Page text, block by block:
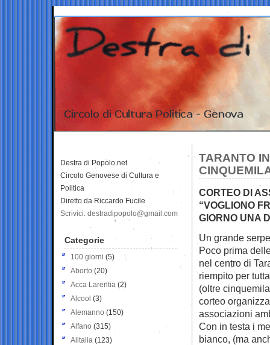
TARANTO
CORTEO DI
“VOGLIONO
GIORNO UNA
Un grande
Poco prima
nel centro di
riempito per
(oltre
corteo
associazioni
Con in testa i
bianco, (ma
Destra di Popolo.net
Circolo Genovese di Cultura e
Politica
Diretto da Riccardo Fucile
Scrivici: destradipopolo@gmail.com
Categorie
100 giorni (5)
Aborto (20)
Acca Larentia (2)
Alcool (3)
Alemanno (150)
Alfano (315)
Alitalia (123)